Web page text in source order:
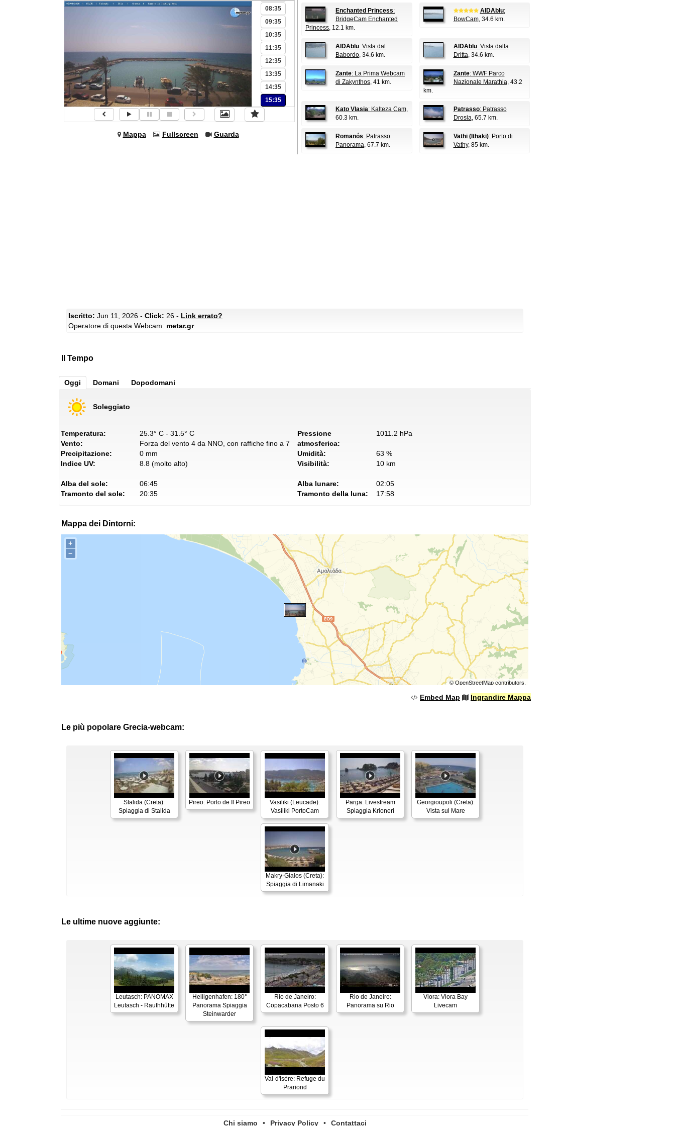
08:35
09:35
10:35
11:35
12:35
13:35
14:35
15:35
Mappa Fullscreen Guarda
Enchanted Princess:
BridgeCam Enchanted
Princess, 12.1 km.
AIDAblu:
BowCam, 34.6 km.
AIDAblu: Vista dal
Babordo, 34.6 km.
AIDAblu: Vista dalla
Dritta, 34.6 km.
Zante: La Prima Webcam
di Zakynthos, 41 km.
Zante: WWF Parco
Nazionale Marathia, 43.2
km.
Kato Vlasia: Kalteza Cam,
60.3 km.
Patrasso: Patrasso
Drosia, 65.7 km.
Romanós: Patrasso
Panorama, 67.7 km.
Vathi (Ithaki): Porto di
Vathy, 85 km.
Iscritto: Jun 11, 2026 - Click: 26 - Link errato?
Operatore di questa Webcam: metar.gr
Il Tempo
Oggi Domani Dopodomani
Soleggiato
Temperatura:
25.3° C - 31.5° C
Vento:
Forza del vento 4 da NNO, con raffiche fino a 7
Precipitazione:
0 mm
Indice UV:
8.8 (molto alto)
Pressione
atmosferica:
1011.2 hPa
Umidità:
63 %
Visibilità:
10 km
Alba del sole:
06:45
Tramonto del sole:
20:35
Alba lunare:
02:05
Tramonto della luna:
17:58
Mappa dei Dintorni:
+
−
© OpenStreetMapcontributors.
Embed Map Ingrandire Mappa
Le più popolare Grecia-webcam:
Stalida (Creta):
Spiaggia di Stalida
Pireo: Porto de Il Pireo
Vasiliki (Leucade):
Vasiliki PortoCam
Parga: Livestream
Spiaggia Krioneri
Georgioupoli (Creta):
Vista sul Mare
Makry-Gialos (Creta):
Spiaggia di Limanaki
Le ultime nuove aggiunte:
Leutasch: PANOMAX
Leutasch - Rauthhütte
Heiligenhafen: 180°
Panorama Spiaggia
Steinwarder
Rio de Janeiro:
Copacabana Posto 6
Rio de Janeiro:
Panorama su Rio
Vlora: Vlora Bay
Livecam
Val-d'Isère: Refuge du
Prariond
Chi siamo • Privacy Policy • Contattaci